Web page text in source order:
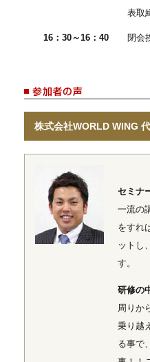
表取
16：30～16：40 閉会
株式会社WORLD WING
セミナ
一流の
をすれ
ットし
す。
研修の
周りか
乗り越
る事で